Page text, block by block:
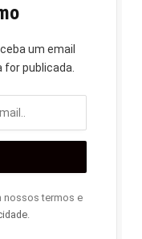
um email
publicada.
nossos termos e
.